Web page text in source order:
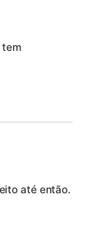
tem
até então.